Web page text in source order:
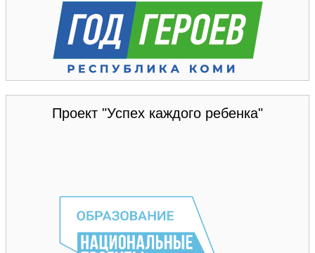
Проект "Успех каждого ребенка"